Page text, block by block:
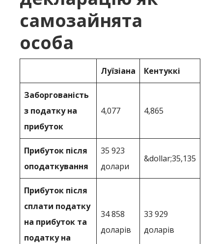
самозайнята
особа
Луїзіана Кентуккі
Заборгованість
з податку на
прибуток
4,077 4,865
Прибуток після
оподаткування
35 923
долари
&dollar;35,135
Прибуток після
сплати податку
на прибуток та
податку на
34 858
доларів
33 929
доларів